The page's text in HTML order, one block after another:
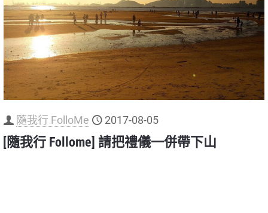
隨我行 FolloMe 2017-08-05
[隨我行 Follome] 請把禮儀一併帶下山